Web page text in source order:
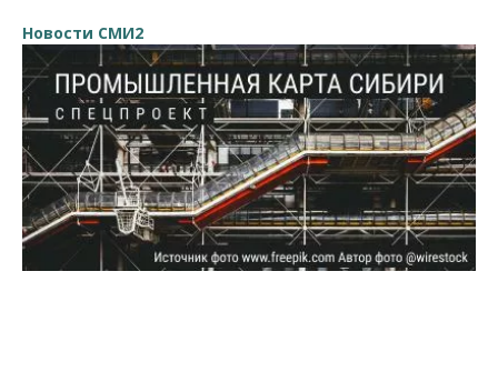
Новости СМИ2